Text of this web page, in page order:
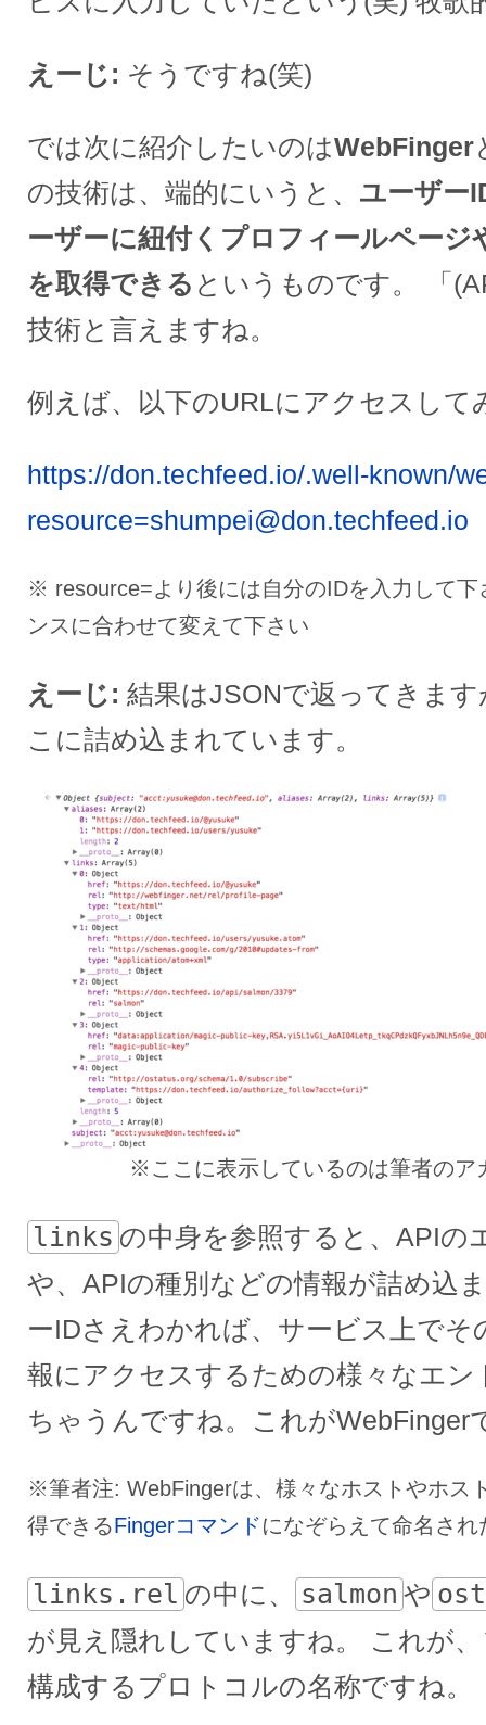
えーじ そうですね(笑)
では次に紹介したいのはWebFinger
の技術は、端的にいうと、 ユーザー
ーザーに紐付くプロフィールページ
を取得できる というものです。 「
技術と言えますね。
例えば、以下のURLにアクセスして
https://don.techfeed.io/.well-known/
resource=shumpei@don.techfeed.io
※ resource=より後には自分のIDを入力して下
ンスに合わせて変えて下さい
えーじ
結果はJSONで返ってきま
こに詰め込まれています。
※ここに表示しているのは筆者のア
links の中身を参照すると、APIの
や、APIの種別などの情報が詰め込
ーIDさえわかれば、サービス上でそ
報にアクセスするための様々なエ
ちゃうんですね。これがWebFinger
※筆者注: WebFingerは、様々なホストやホス
得できるFingerコマンドになぞらえて命名さ
links.rel の中に、 salmon や
が見え隠れしていますね。 これが
構成するプロトコルの名称ですね。